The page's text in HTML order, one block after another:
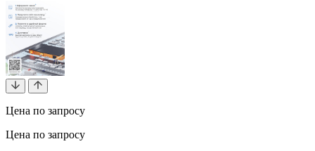
Цена по запросу
Цена по запросу